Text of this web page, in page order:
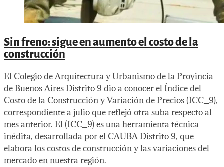
Sin freno: sigue en aumento el costo de la
construcción
El Colegio de Arquitectura y Urbanismo de la Provincia
de Buenos Aires Distrito 9 dio a conocer el Índice del
Costo de la Construcción y Variación de Precios (ICC_9),
correspondiente a julio que reflejó otra suba respecto al
mes anterior. El (ICC_9) es una herramienta técnica
inédita, desarrollada por el CAUBA Distrito 9, que
elabora los costos de construcción y las variaciones del
mercado en nuestra región.